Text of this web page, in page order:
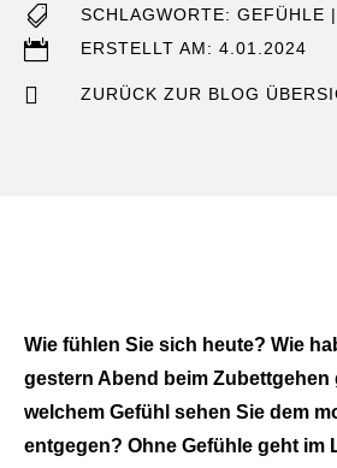
 SCHLAGWORTE: GEFÜHLE |
 ERSTELLT AM: 4.01.2024
 ZURÜCK ZUR BLOG
Wie fühlen Sie sich heute? Wie
gestern Abend beim
welchem Gefühl sehen Sie dem
entgegen? Ohne Gefühle geht im